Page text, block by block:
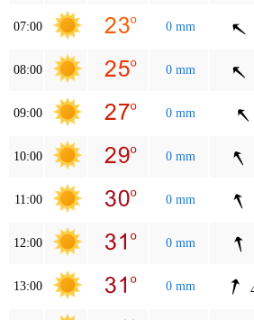
07:00 0 mm
08:00 0 mm
09:00 0 mm
10:00 0 mm
11:00 0 mm
12:00 0 mm
13:00 0 mm